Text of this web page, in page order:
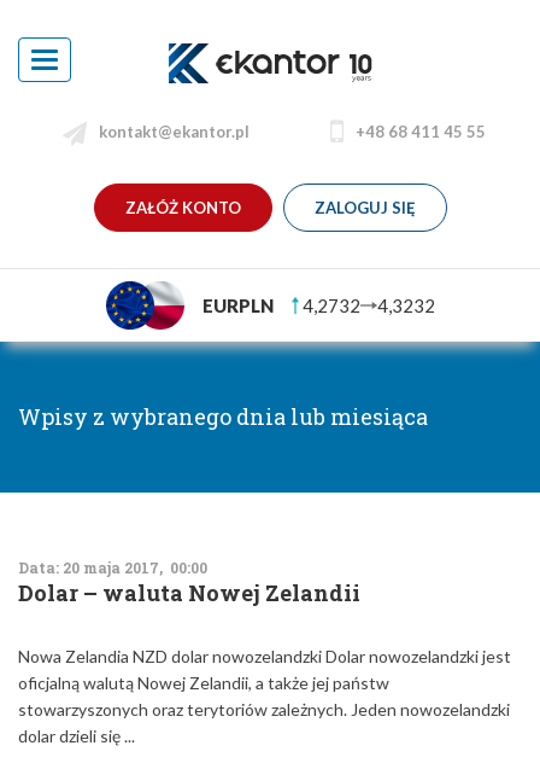
Toggle
navigation
kontakt@ekantor.pl +48 68 411 45 55
ZAŁÓŻ KONTO ZALOGUJ SIĘ
EURPLN 4,2732 4,3232
Wpisy z wybranego dnia lub miesiąca
Data: 20 maja 2017, 00:00
Dolar – waluta Nowej Zelandii
Nowa Zelandia NZD dolar nowozelandzki Dolar nowozelandzki jest
oficjalną walutą Nowej Zelandii, a także jej państw
stowarzyszonych oraz terytoriów zależnych. Jeden nowozelandzki
dolar dzieli się ...